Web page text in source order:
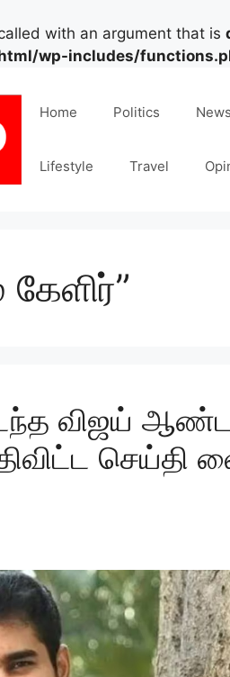
with an argument that is
wp-includes/
Home Politics News
Lifestyle Travel
விஜய்
செய்தி